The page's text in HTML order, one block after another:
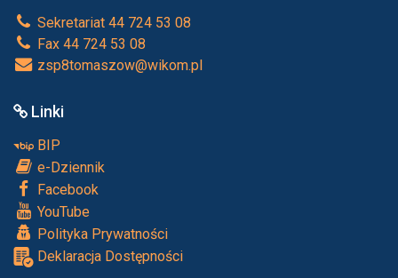
Sekretariat 44 724 53 08
Fax 44 724 53 08
zsp8tomaszow@wikom.pl
Linki
BIP
e-Dziennik
Facebook
YouTube
Polityka Prywatności
Deklaracja Dostępności